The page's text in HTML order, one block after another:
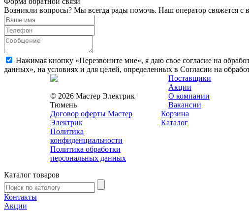
Возникли вопросы? Мы всегда рады помочь. Наш оператор свяжется с
Нажимая кнопку «Перезвоните мне», я даю свое согласие на
данных», на условиях и для целей, определенных в Согласии на
© 2026 Мастер Электрик
Тюмень
Договор оферты Мастер
Электрик
Политика
конфиденциальности
Политика обработки
персональных данных
Поставщики
Акции
О компании
Вакансии
Корзина
Каталог
Каталог товаров
Контакты
Акции